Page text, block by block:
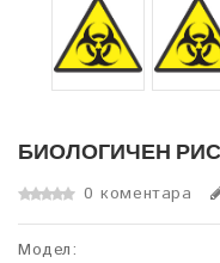
БИОЛОГИЧЕН
0 коментара
Модел: